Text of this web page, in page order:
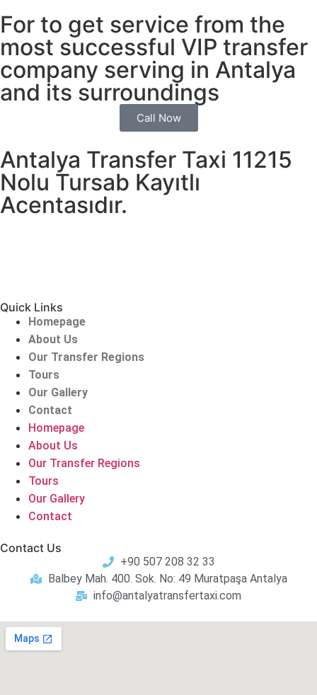
For to get service from the
most successful VIP transfer
company serving in Antalya
and its surroundings
Call Now
Antalya Transfer Taxi 11215
Nolu Tursab Kayıtlı
Acentasıdır.
Quick Links
Homepage
About Us
Our Transfer Regions
Tours
Our Gallery
Contact
Homepage
About Us
Our Transfer Regions
Tours
Our Gallery
Contact
Contact Us
+90 507 208 32 33
Balbey Mah. 400. Sok. No: 49 Muratpaşa Antalya
info@antalyatransfertaxi.com